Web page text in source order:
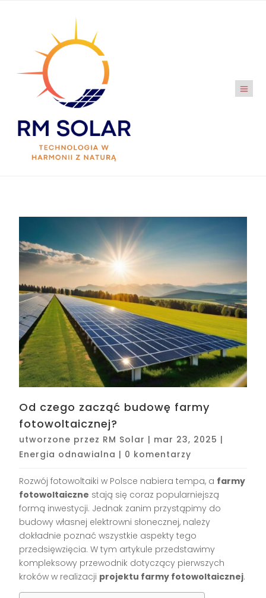
Od czego zacząć budowę farmy
fotowoltaicznej?
utworzone przez RM Solar | mar 23, 2025 |
Energia odnawialna | 0 komentarzy
Rozwój fotowoltaiki w Polsce nabiera tempa, a farmy
fotowoltaiczne stają się coraz popularniejszą
formą inwestycji. Jednak zanim przystąpimy do
budowy własnej elektrowni słonecznej, należy
dokładnie poznać wszystkie aspekty tego
przedsięwzięcia. W tym artykule przedstawimy
kompleksowy przewodnik dotyczący pierwszych
kroków w realizacji projektu farmy fotowoltaicznej.